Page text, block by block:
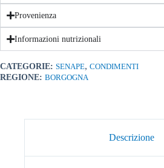
Provenienza
Informazioni nutrizionali
CATEGORIE: SENAPE, CONDIMENTI
REGIONE: BORGOGNA
Descrizione